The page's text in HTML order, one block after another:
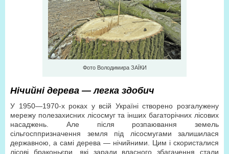
Фото Володимира ЗАЇКИ
Нічийні дерева — легка здобич
У 1950—1970-х роках у всій Україні створено розгалужену
мережу полезахисних лісосмуг та інших багаторічних лісових
насаджень. Але після розпаювання земель
сільгосппризначення земля під лісосмугами залишилася
державною, а самі дерева — нічийними. Цим і скористалися
лісові браконьєри, які заради власного збагачення стали